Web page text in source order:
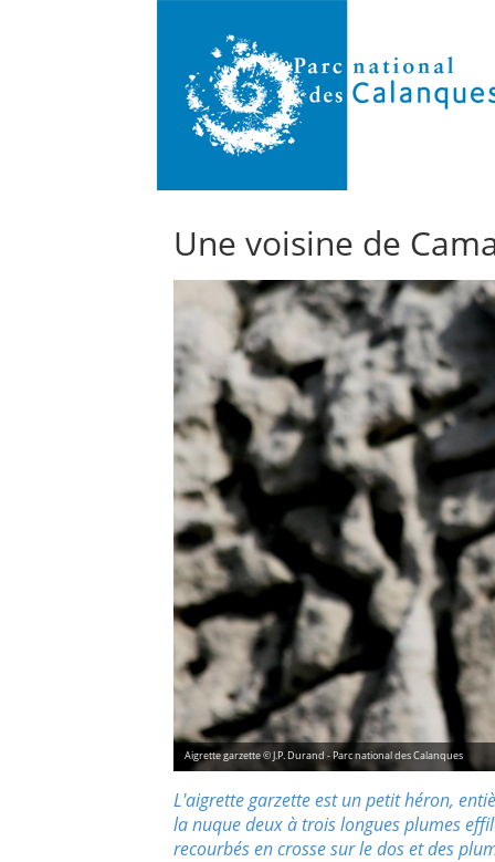
Une voisine de
Aigrette garzette © J.P. Durand - Parc national des Calanques
L'aigrette garzette est un petit héron,
la nuque deux à trois longues plumes
recourbés en crosse sur le dos et des